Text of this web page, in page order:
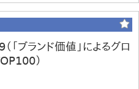
ブランド価値」によるグロ
）